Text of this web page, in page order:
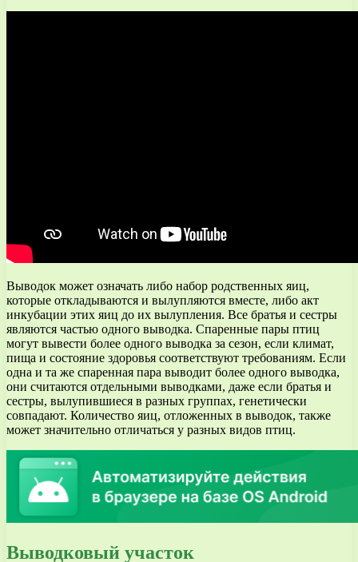
Выводок может означать либо набор родственных яиц,
которые откладываются и вылупляются вместе, либо акт
инкубации этих яиц до их вылупления. Все братья и сестры
являются частью одного выводка. Спаренные пары птиц
могут вывести более одного выводка за сезон, если климат,
пища и состояние здоровья соответствуют требованиям. Если
одна и та же спаренная пара выводит более одного выводка,
они считаются отдельными выводками, даже если братья и
сестры, вылупившиеся в разных группах, генетически
совпадают. Количество яиц, отложенных в выводок, также
может значительно отличаться у разных видов птиц.
Выводковый участок